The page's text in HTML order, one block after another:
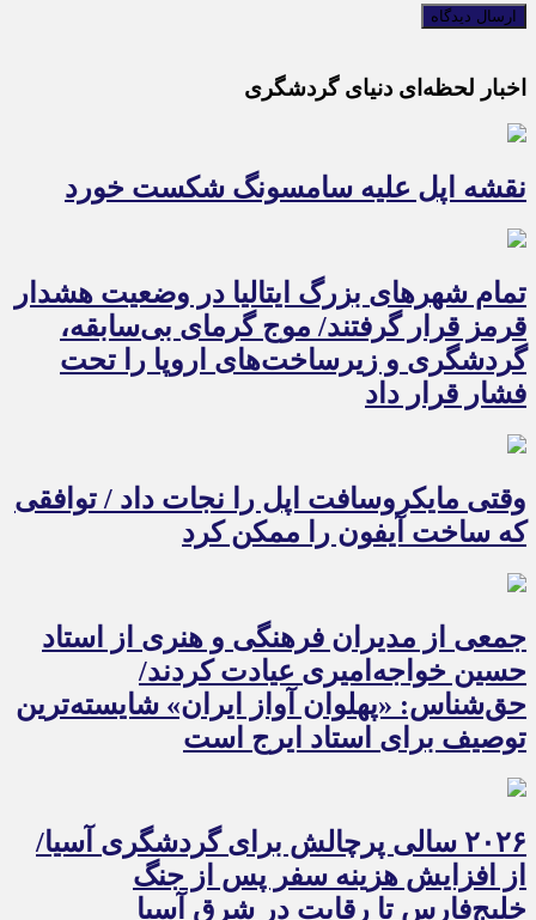
اخبار لحظه‌ای دنیای گردشگری
نقشه اپل علیه سامسونگ شکست خورد
تمام شهرهای بزرگ ایتالیا در وضعیت هشدار
قرمز قرار گرفتند/ موج گرمای بی‌سابقه،
گردشگری و زیرساخت‌های اروپا را تحت
فشار قرار داد
وقتی مایکروسافت اپل را نجات داد / توافقی
که ساخت آیفون را ممکن کرد
جمعی از مدیران فرهنگی و هنری از استاد
حسین خواجه‌امیری عیادت کردند/
حق‌شناس: «پهلوان آواز ایران» شایسته‌ترین
توصیف برای استاد ایرج است
۲۰۲۶ سالی پرچالش برای گردشگری آسیا/
از افزایش هزینه سفر پس از جنگ
خلیج‌فارس تا رقابت در شرق آسیا